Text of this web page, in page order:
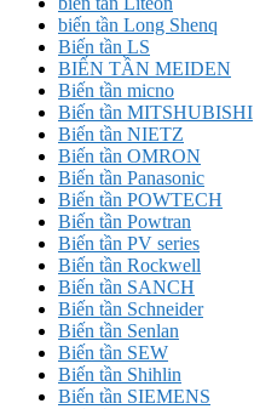
biến tần Long Shenq
Biến tần LS
BIẾN TẦN MEIDEN
Biến tần micno
Biến tần MITSHUBISHI
Biến tần NIETZ
Biến tần OMRON
Biến tần Panasonic
Biến tần POWTECH
Biến tần Powtran
Biến tần PV series
Biến tần Rockwell
Biến tần SANCH
Biến tần Schneider
Biến tần Senlan
Biến tần SEW
Biến tần Shihlin
Biến tần SIEMENS